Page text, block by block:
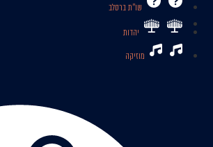
שו’’ת ברסלב
יהדות
מוזיקה